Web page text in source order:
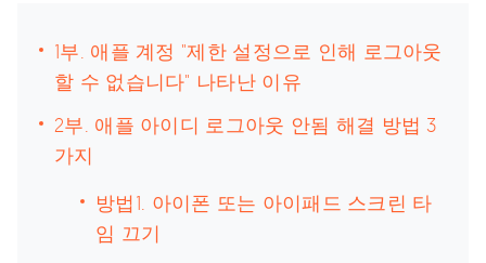
1부. 애플 계정 "제한 설정으로 인해 로그아웃
할 수 없습니다" 나타난 이유
2부. 애플 아이디 로그아웃 안됨 해결 방법 3
가지
방법1. 아이폰 또는 아이패드 스크린 타
임 끄기